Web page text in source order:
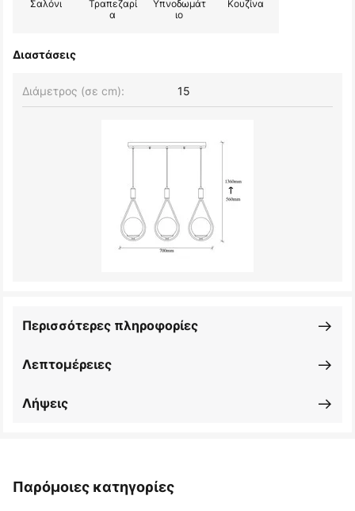
Σαλόνι
Τραπεζαρί
α
Υπνοδωμάτ
ιο
Κουζίνα
Διαστάσεις
Διάμετρος (σε cm): 15
Λεπτομέρειες
Περισσότερες πληροφορίες
Λήψεις
Παρόμοιες κατηγορίες